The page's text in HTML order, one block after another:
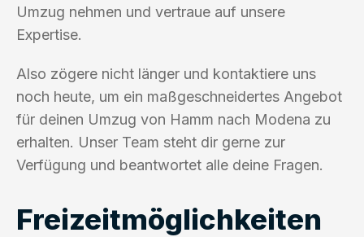
Umzug nehmen und vertraue auf unsere
Expertise.
Also zögere nicht länger und kontaktiere uns
noch heute, um ein maßgeschneidertes Angebot
für deinen Umzug von Hamm nach Modena zu
erhalten. Unser Team steht dir gerne zur
Verfügung und beantwortet alle deine Fragen.
Freizeitmöglichkeiten